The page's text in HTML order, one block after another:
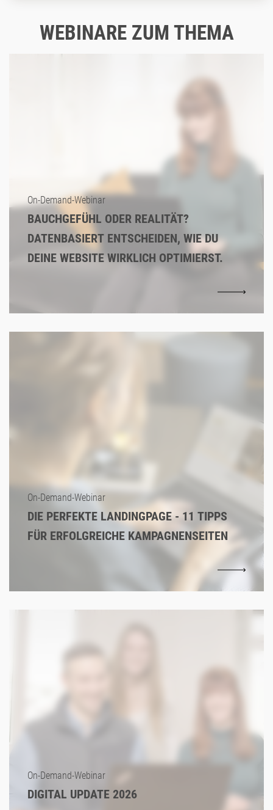
WEBINARE ZUM THEMA
On-Demand-Webinar
BAUCHGEFÜHL ODER REALITÄT?
DATENBASIERT ENTSCHEIDEN, WIE DU
DEINE WEBSITE WIRKLICH OPTIMIERST.
On-Demand-Webinar
DIE PERFEKTE LANDINGPAGE - 11 TIPPS
FÜR ERFOLGREICHE KAMPAGNENSEITEN
On-Demand-Webinar
DIGITAL UPDATE 2026